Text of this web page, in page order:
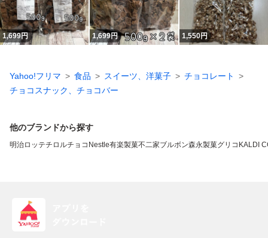
1,699円 1,699円 1,550円
Yahoo!フリマ 食品 スイーツ、洋菓子
チョコレート
チョコスナック、チョコバー
他のブランドから探す
明治ロッテチロルチョコ Nestle有楽製菓不二家ブルボン森永製菓グリコ KALDI